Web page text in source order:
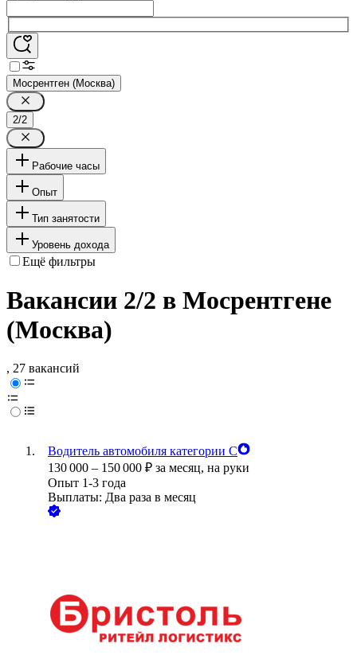
Мосрентген (Москва)
2/2
Рабочие часы
Опыт
Тип занятости
Уровень дохода
Ещё фильтры
Вакансии 2/2 в Мосрентгене
(Москва)
, 27 вакансий
Водитель автомобиля категории С
130 000 – 150 000 ₽ за месяц, на руки
Опыт 1-3 года
Выплаты: Два раза в месяц